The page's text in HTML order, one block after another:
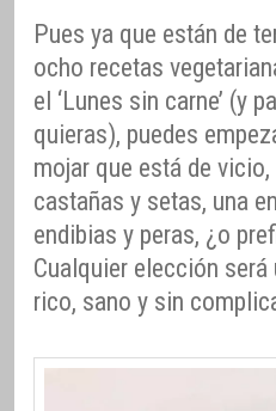
Pues ya que están de
ocho recetas
el ‘Lunes sin carne’ (y
quieras), puedes
mojar que está de
castañas y setas, una
endibias y peras, ¿o
Cualquier elección
rico, sano y sin